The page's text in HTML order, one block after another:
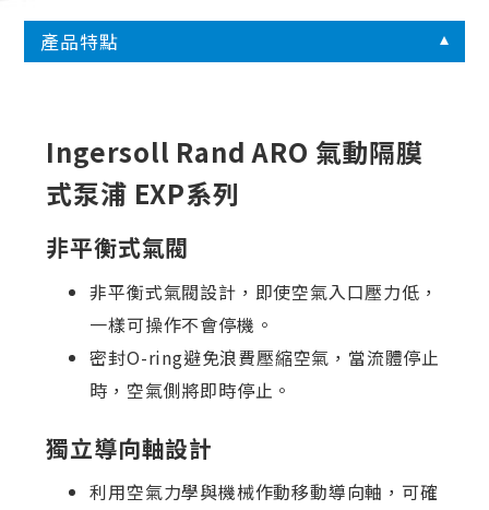
產品特點
Ingersoll Rand ARO 氣動隔膜
式泵浦 EXP系列
非平衡式氣閥
非平衡式氣閥設計，即使空氣入口壓力低，
一樣可操作不會停機。
密封O-ring避免浪費壓縮空氣，當流體停止
時，空氣側將即時停止。
獨立導向軸設計
利用空氣力學與機械作動移動導向軸，可確